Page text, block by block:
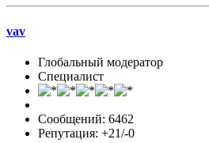
vav
Глобальный модератор
Специалист
Сообщений: 6462
Репутация: +21/-0